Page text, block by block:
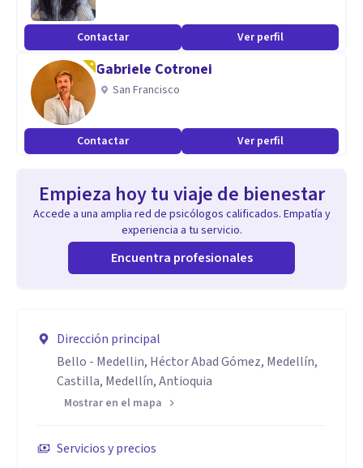
Contactar Ver perfil
Gabriele Cotronei
San Francisco
Contactar Ver perfil
Empieza hoy tu viaje de bienestar
Accede a una amplia red de psicólogos calificados. Empatía y
experiencia a tu servicio.
Encuentra profesionales
Dirección principal
Bello - Medellin, Héctor Abad Gómez, Medellín,
Castilla, Medellín, Antioquia
Mostrar en el mapa
Servicios y precios